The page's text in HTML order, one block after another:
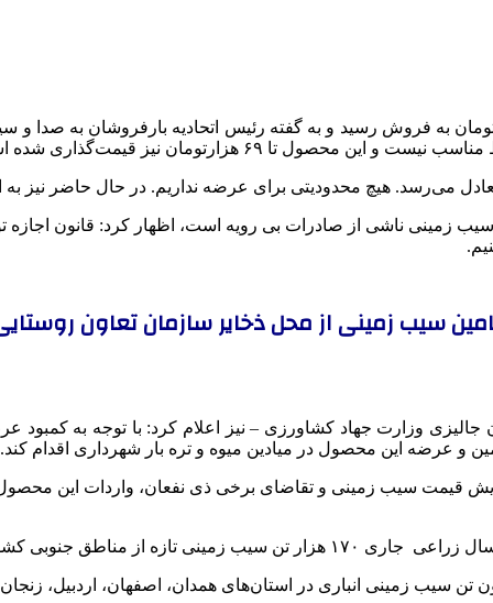
می‌رسد. هیچ محدودیتی برای عرضه نداریم. در حال حاضر نیز به
زمینی ناشی از صادرات بی رویه است، اظهار کرد: قانون
سیب زمینی از محل ذخایر سازمان تعاون
وزارت جهاد کشاورزی – نیز اعلام کرد: با توجه به کمبود
و عرضه این محصول در میادین میوه و تره بار شهرداری اقدام کند.
سیب زمینی و تقاضای برخی ذی نفعان، واردات این محصول
برداشت و به بازار عرضه شود.
کرد: برآوردها نشان دهنده این است که حدود ۱.۲ میلیون تن سیب زمینی انباری در